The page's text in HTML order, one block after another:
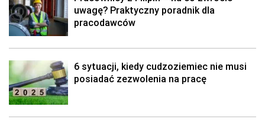
uwagę? Praktyczny poradnik dla
pracodawców
6 sytuacji, kiedy cudzoziemiec nie musi
posiadać zezwolenia na pracę